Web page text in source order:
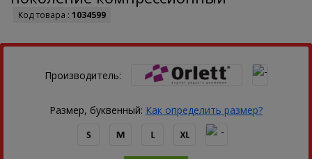
Код товара : 1034599
Производитель:
Размер, буквенный: Как определить размер?